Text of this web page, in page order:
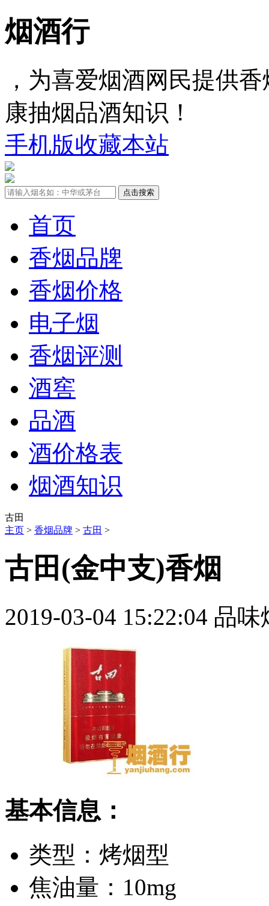
烟酒行
，为喜爱烟酒网民提供
康抽烟品酒知识！
手机版收藏本站
首页
香烟品牌
香烟价格
电子烟
香烟评测
酒窖
品酒
酒价格表
烟酒知识
古田
主页 > 香烟品牌 > 古田 >
古田(金中支)香烟
2019-03-04 15:22:04 品味
基本信息：
类型： 烤烟型
焦油量： 10mg